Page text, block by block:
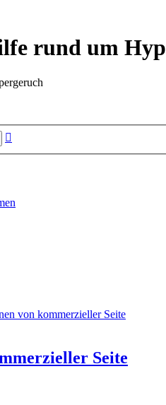
rund um
von kommerzieller Seite
Seite